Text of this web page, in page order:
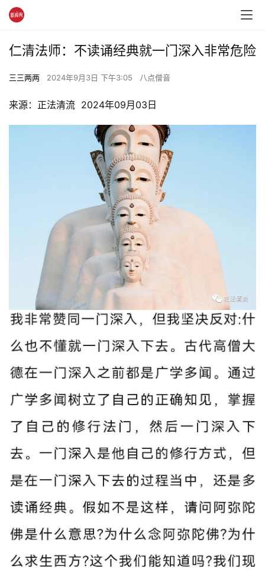
仁清法师：不读诵经典就一门深入非常危险
三三两两 2024年9月3日 下午3:05 八点僧音
来源：正法清流  2024年09月03日